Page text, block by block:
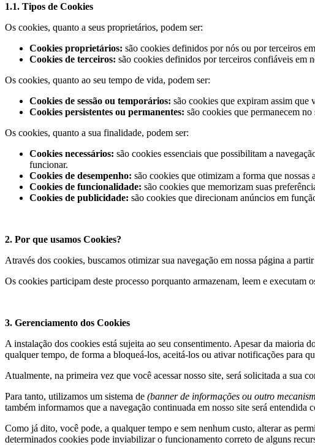
1.1. Tipos de Cookies
Os cookies, quanto a seus proprietários, podem ser:
Cookies proprietários: são cookies definidos por nós ou por terceiros
Cookies de terceiros: são cookies definidos por terceiros confiáveis em
Os cookies, quanto ao seu tempo de vida, podem ser:
Cookies de sessão ou temporários: são cookies que expiram assim que
Cookies persistentes ou permanentes: são cookies que permanecem
Os cookies, quanto a sua finalidade, podem ser:
Cookies necessários: são cookies essenciais que possibilitam a
funcionar.
Cookies de desempenho: são cookies que otimizam a forma que nossas
Cookies de funcionalidade: são cookies que memorizam suas
Cookies de publicidade: são cookies que direcionam anúncios em
2. Por que usamos Cookies?
Através dos cookies, buscamos otimizar sua navegação em nossa página a
Os cookies participam deste processo porquanto armazenam, leem e executam
3. Gerenciamento dos Cookies
A instalação dos cookies está sujeita ao seu consentimento. Apesar da maioria
qualquer tempo, de forma a bloqueá-los, aceitá-los ou ativar notificações para
Atualmente, na primeira vez que você acessar nosso site, será solicitada a sua
Para tanto, utilizamos um sistema de (banner de informações ou outro
também informamos que a navegação continuada em nosso site será entendida
Como já dito, você pode, a qualquer tempo e sem nenhum custo, alterar as
determinados cookies pode inviabilizar o funcionamento correto de alguns